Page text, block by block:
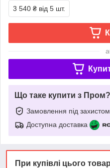
3 540 ₴ від 5 шт.
Що таке купити з Пром?
Замовлення під захистом
Доступна доставка
При купівлі цього